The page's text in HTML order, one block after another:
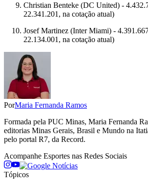
Christian Benteke (DC United) -
22.341.201, na cotação atual)
Josef Martinez (Inter Miami) -
22.134.001, na cotação atual)
PorMaria Fernanda Ramos
Formada pela PUC Minas, Maria Fernanda
editorias Minas Gerais, Brasil e Mundo na
pelo portal R7, da Record.
Acompanhe Esportes nas Redes Sociais
Tópicos